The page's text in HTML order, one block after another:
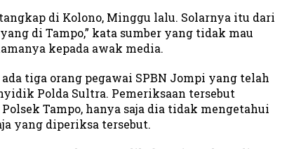
di Kolono, Minggu lalu. Solarnya itu dari
di Tampo,” kata sumber yang tidak mau
kepada awak media.
tiga orang pegawai SPBN Jompi yang telah
Polda Sultra. Pemeriksaan tersebut
Tampo, hanya saja dia tidak mengetahui
yang diperiksa tersebut.